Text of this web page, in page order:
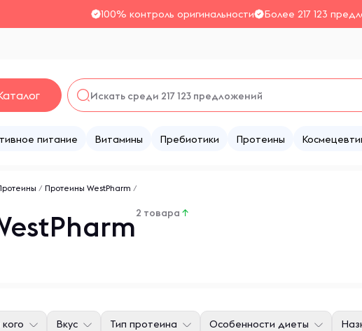
100% контроль оригинальности Более 217 123
питание Витамины Пребиотики Протеины
/ Протеины WestPharm /
2 товара ↑
Вкус Тип протеина Особенности диеты